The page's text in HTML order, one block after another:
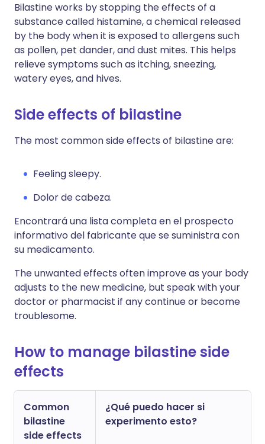
Bilastine works by stopping the effects of a
substance called histamine, a chemical released
by the body when it is exposed to allergens such
as pollen, pet dander, and dust mites. This helps
relieve symptoms such as itching, sneezing,
watery eyes, and hives.
Side effects of bilastine
The most common side effects of bilastine are:
Feeling sleepy.
Dolor de cabeza.
Encontrará una lista completa en el prospecto
informativo del fabricante que se suministra con
su medicamento.
The unwanted effects often improve as your body
adjusts to the new medicine, but speak with your
doctor or pharmacist if any continue or become
troublesome.
How to manage bilastine side
effects
Common
bilastine
side effects
¿Qué puedo hacer si
experimento esto?